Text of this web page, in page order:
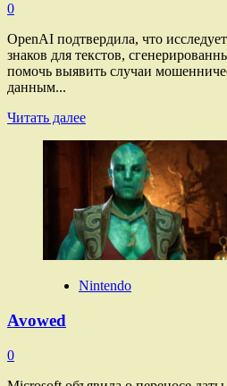
0
OpenAI подтвердила, что
знаков для текстов,
помочь выявить случаи
данным...
Читать далееПрочитать
ChatGPT
Nintendo
Avowed
0